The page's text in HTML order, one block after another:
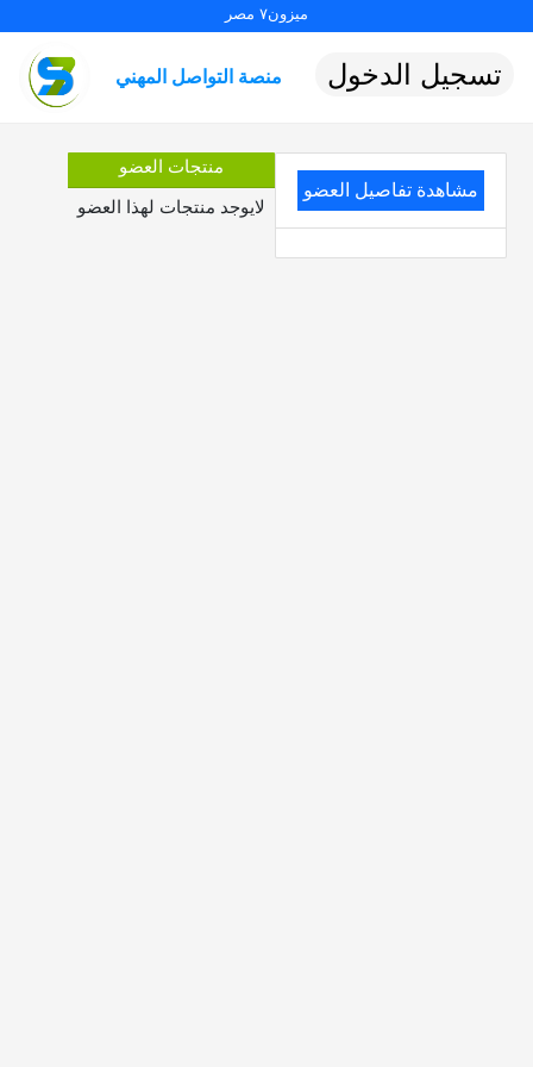
ميزون٧ مصر
منصة التواصل المهني تسجيل الدخول
مشاهدة تفاصيل العضو
منتجات العضو
لايوجد منتجات لهذا العضو